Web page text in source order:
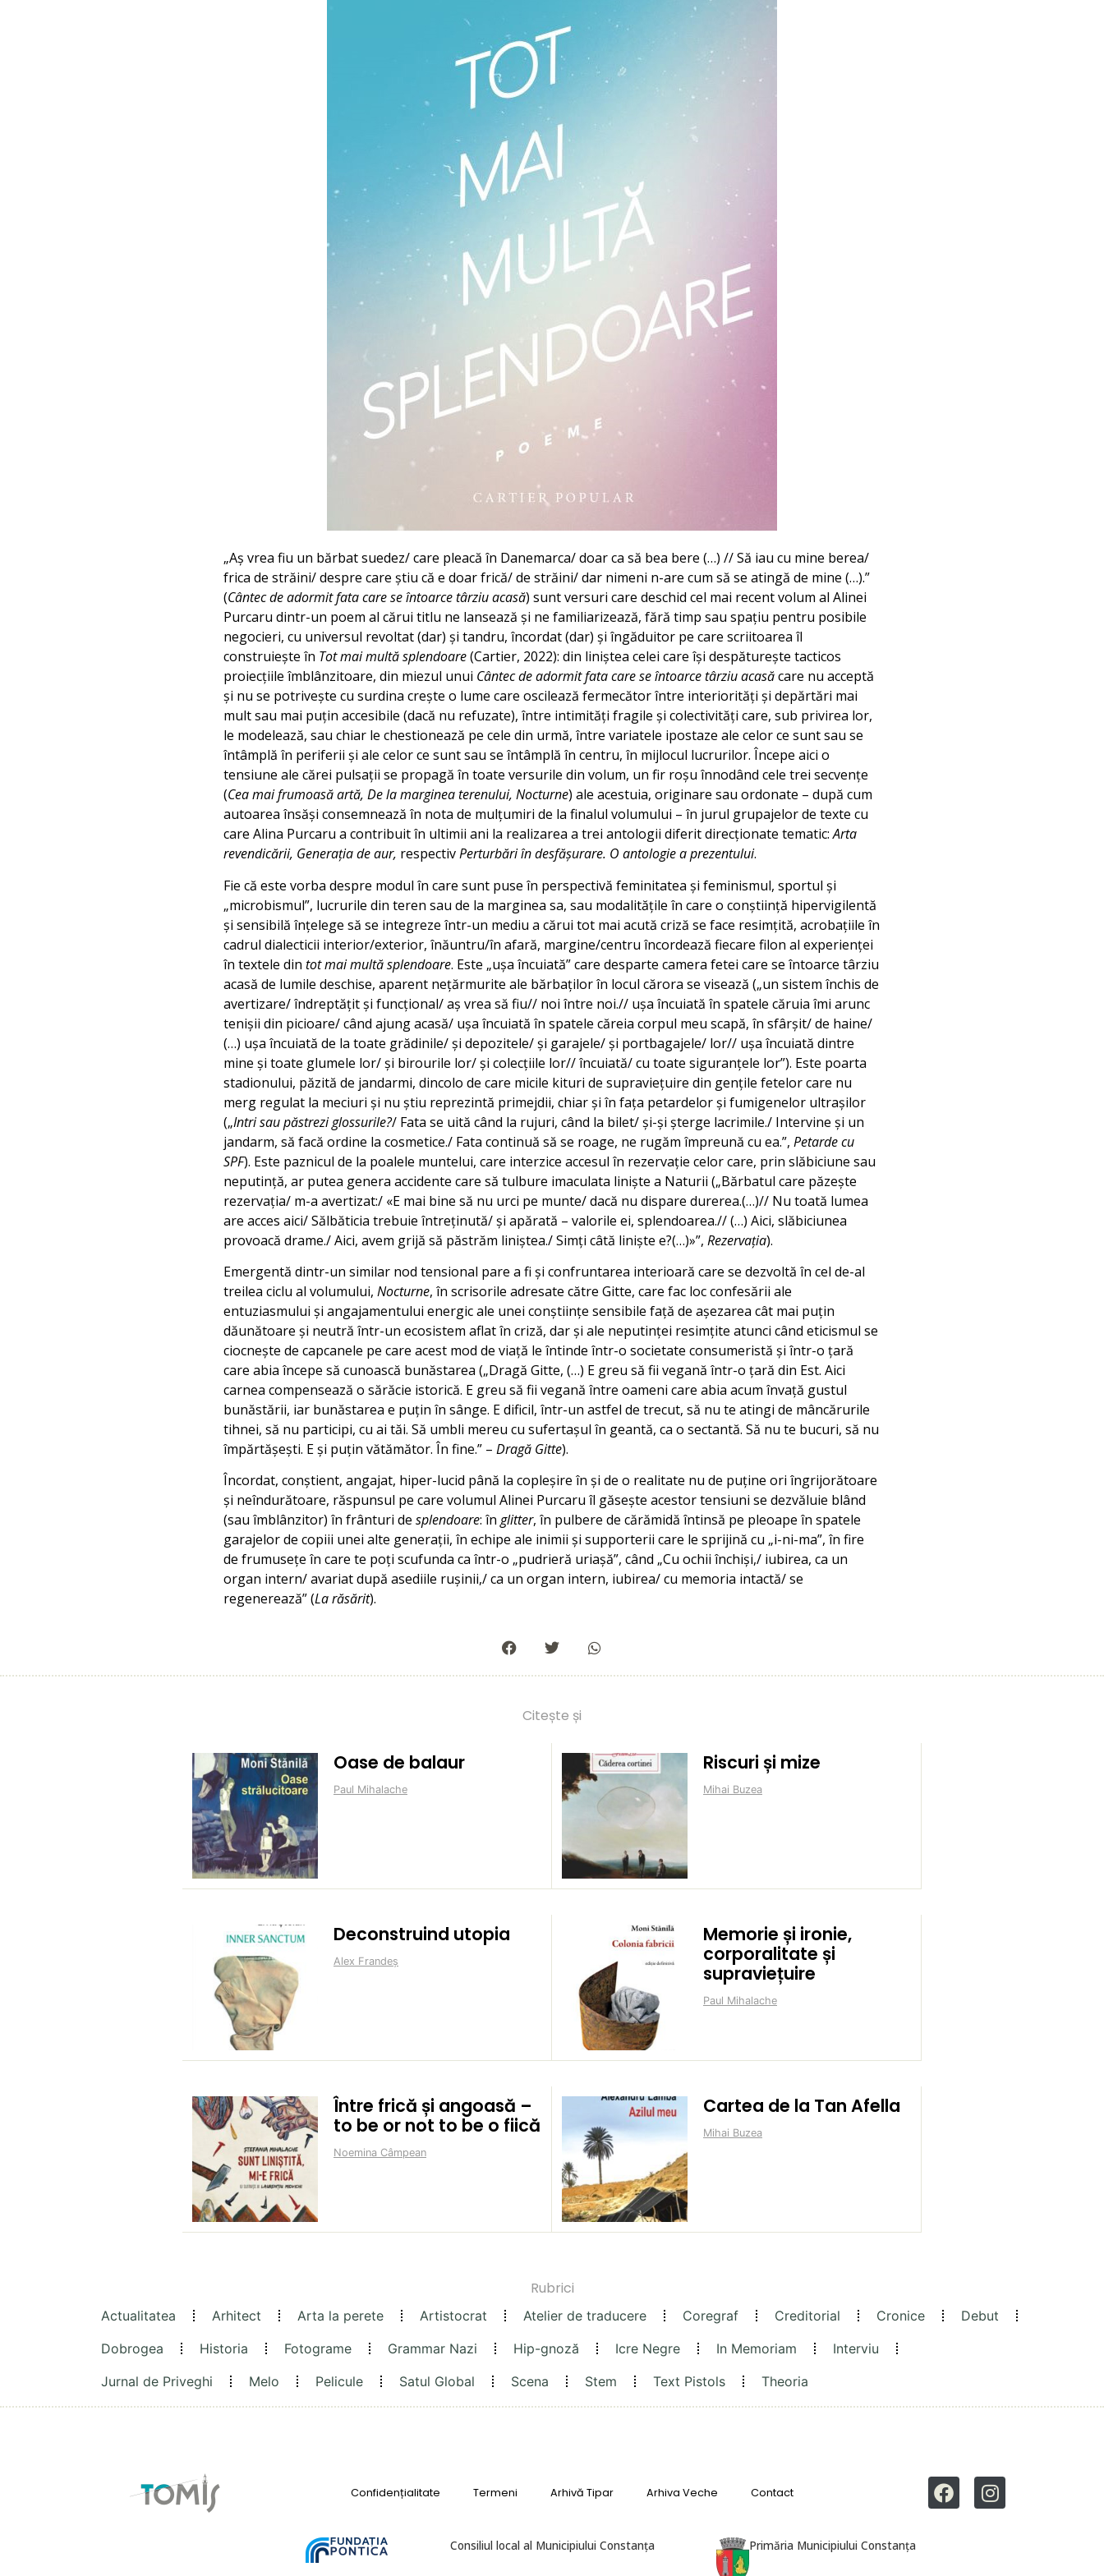
„Aș vrea fiu un bărbat suedez/ care pleacă în Danemarca/ doar ca să bea bere (…) // Să iau cu mine berea/
frica de străini/ despre care știu că e doar frică/ de străini/ dar nimeni n-are cum să se atingă de mine (…).”
(Cântec de adormit fata care se întoarce târziu acasă) sunt versuri care deschid cel mai recent volum al Alinei
Purcaru dintr-un poem al cărui titlu ne lansează și ne familiarizează, fără timp sau spațiu pentru posibile
negocieri, cu universul revoltat (dar) și tandru, încordat (dar) și îngăduitor pe care scriitoarea îl
construiește în Tot mai multă splendoare(Cartier, 2022): din liniștea celei care își despăturește tacticos
proiecțiile îmblânzitoare, din miezul unui Cântec de adormit fata care se întoarce târziu acasăcare nu acceptă
și nu se potrivește cu surdina crește o lume care oscilează fermecător între interiorități și depărtări mai
mult sau mai puțin accesibile (dacă nu refuzate), între intimități fragile și colectivități care, sub privirea lor,
le modelează, sau chiar le chestionează pe cele din urmă, între variatele ipostaze ale celor ce sunt sau se
întâmplă în periferii și ale celor ce sunt sau se întâmplă în centru, în mijlocul lucrurilor. Începe aici o
tensiune ale cărei pulsații se propagă în toate versurile din volum, un fir roșu înnodând cele trei secvențe
(Cea mai frumoasă artă, De la marginea terenului, Nocturne) ale acestuia, originare sau ordonate – după cum
autoarea însăși consemnează în nota de mulțumiri de la finalul volumului – în jurul grupajelor de texte cu
care Alina Purcaru a contribuit în ultimii ani la realizarea a trei antologii diferit direcționate tematic:Arta
revendicării, Generația de aur, respectivPerturbări în desfășurare. O antologie a prezentului.
Fie că este vorba despre modul în care sunt puse în perspectivă feminitatea și feminismul, sportul și
„microbismul”, lucrurile din teren sau de la marginea sa, sau modalitățile în care o conștiință hipervigilentă
și sensibilă înțelege să se integreze într-un mediu a cărui tot mai acută criză se face resimțită, acrobațiile în
cadrul dialecticii interior/exterior, înăuntru/în afară, margine/centru încordează fiecare filon al experienței
în textele din tot mai multă splendoare. Este „ușa încuiată” care desparte camera fetei care se întoarce târziu
acasă de lumile deschise, aparent nețărmurite ale bărbaților în locul cărora se visează („un sistem închis de
avertizare/ îndreptățit și funcțional/ aș vrea să fiu// noi între noi.// ușa încuiată în spatele căruia îmi arunc
tenișii din picioare/ când ajung acasă/ ușa încuiată în spatele căreia corpul meu scapă, în sfârșit/ de haine/
(…) ușa încuiată de la toate grădinile/ și depozitele/ și garajele/ și portbagajele/ lor// ușa încuiată dintre
mine și toate glumele lor/ și birourile lor/ și colecțiile lor// încuiată/ cu toate siguranțele lor”). Este poarta
stadionului, păzită de jandarmi, dincolo de care micile kituri de supraviețuire din gențile fetelor care nu
merg regulat la meciuri și nu știu reprezintă primejdii, chiar și în fața petardelor și fumigenelor ultrașilor
(„Intri sau păstrezi glossurile?/ Fata se uită când la rujuri, când la bilet/ și-și șterge lacrimile./ Intervine și un
jandarm, să facă ordine la cosmetice./ Fata continuă să se roage, ne rugăm împreună cu ea.”, Petarde cu
SPF). Este paznicul de la poalele muntelui, care interzice accesul în rezervație celor care, prin slăbiciune sau
neputință, ar putea genera accidente care să tulbure imaculata liniște a Naturii („Bărbatul care păzește
rezervația/ m-a avertizat:/ «E mai bine să nu urci pe munte/ dacă nu dispare durerea.(…)// Nu toată lumea
are acces aici/ Sălbăticia trebuie întreținută/ și apărată – valorile ei, splendoarea.// (…) Aici, slăbiciunea
provoacă drame./ Aici, avem grijă să păstrăm liniștea./ Simți câtă liniște e?(…)»”, Rezervația).
Emergentă dintr-un similar nod tensional pare a fi și confruntarea interioară care se dezvoltă în cel de-al
treilea ciclu al volumului, Nocturne, în scrisorile adresate către Gitte, care fac loc confesării ale
entuziasmului și angajamentului energic ale unei conștiințe sensibile față de așezarea cât mai puțin
dăunătoare și neutră într-un ecosistem aflat în criză, dar și ale neputinței resimțite atunci când eticismul se
ciocnește de capcanele pe care acest mod de viață le întinde într-o societate consumeristă și într-o țară
care abia începe să cunoască bunăstarea („Dragă Gitte, (…) E greu să fii vegană într-o țară din Est. Aici
carnea compensează o sărăcie istorică. E greu să fii vegană între oameni care abia acum învață gustul
bunăstării, iar bunăstarea e puțin în sânge. E dificil, într-un astfel de trecut, să nu te atingi de mâncărurile
tihnei, să nu participi, cu ai tăi. Să umbli mereu cu sufertașul în geantă, ca o sectantă. Să nu te bucuri, să nu
împărtășești. E și puțin vătămător. În fine.” – Dragă Gitte).
Încordat, conștient, angajat, hiper-lucid până la copleșire în și de o realitate nu de puține ori îngrijorătoare
și neîndurătoare, răspunsul pe care volumul Alinei Purcaru îl găsește acestor tensiuni se dezvăluie blând
(sau îmblânzitor) în frânturi de splendoare: în glitter, în pulbere de cărămidă întinsă pe pleoape în spatele
garajelor de copiii unei alte generații, în echipe ale inimii și supporterii care le sprijină cu „i-ni-ma”, în fire
de frumusețe în care te poți scufunda ca într-o „pudrieră uriașă”, când „Cu ochii închiși,/ iubirea, ca un
organ intern/ avariat după asediile rușinii,/ ca un organ intern, iubirea/ cu memoria intactă/ se
regenerează” (La răsărit).
Citește și
Oase de balaur
Paul Mihalache
Riscuri și mize
Mihai Buzea
Deconstruind utopia
Alex Frandeș
Memorie și ironie,
corporalitate și
supraviețuire
Paul Mihalache
Între frică și angoasă –
to be or not to be o fiică
Noemina Câmpean
Cartea de la Tan Afella
Mihai Buzea
Rubrici
Actualitatea Arhitect Arta la perete Artistocrat Atelier de traducere Coregraf Creditorial Cronice
Debut
Dobrogea
Historia Fotograme Grammar Nazi Hip-gnoză Icre Negre In Memoriam
Interviu
Jurnal de Priveghi
Melo Pelicule Satul Global Scena Stem Text Pistols Theoria
Confidențialitate Termeni Arhivă Tipar Arhiva Veche Contact
Consiliul local al Municipiului Constanța Primăria Municipiului Constanța